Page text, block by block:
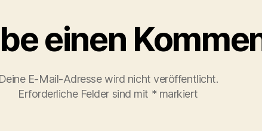
einen
Deine E-Mail-Adresse wird nicht veröffentlicht.
Erforderliche Felder sind mit * markiert